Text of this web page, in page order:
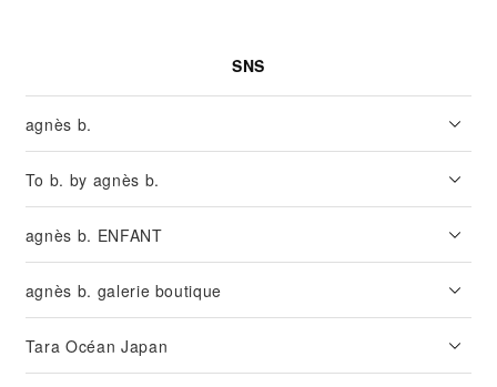
SNS
agnès b.
To b. by agnès b.
agnès b. ENFANT
agnès b. galerie boutique
Tara Océan Japan